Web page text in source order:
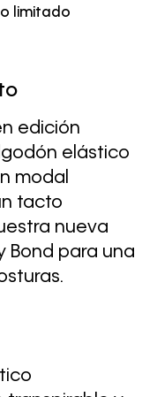
limitado
edición
elástico
modal
tacto
nueva
Bond para una